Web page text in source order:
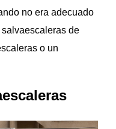
no era adecuado
de
o un